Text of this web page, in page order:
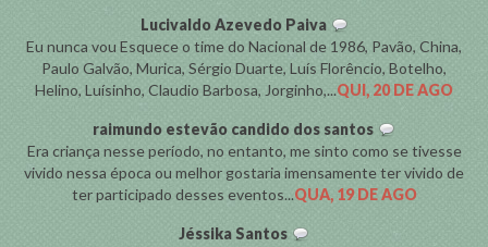
Lucivaldo Azevedo Paiva
Eu nunca vou Esquece o time do Nacional de 1986, Pavão, China,
Paulo Galvão, Murica, Sérgio Duarte, Luís Florêncio, Botelho,
Helino, Luísinho, Claudio Barbosa, Jorginho,...QUI, 20 DE AGO
raimundo estevão candido dos santos
Era criança nesse período, no entanto, me sinto como se tivesse
vivido nessa época ou melhor gostaria imensamente ter vivido de
ter participado desses eventos...QUA, 19 DE AGO
Jéssika Santos